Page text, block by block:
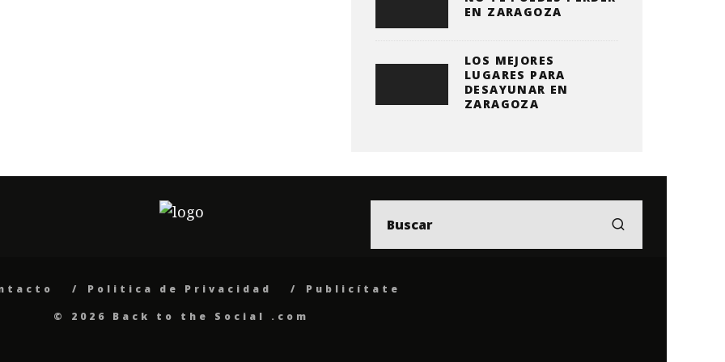
EN ZARAGOZA
LOS MEJORES
LUGARES PARA
DESAYUNAR EN
ZARAGOZA
Politica de Privacidad
Publicítate
© 2026 Back to the Social .com